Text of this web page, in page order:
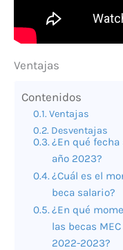
Ventajas
Contenidos
Ventajas
Desventajas
¿En qué
año 2023?
¿Cuál es el
beca salario?
¿En qué
las becas
2022-2023?